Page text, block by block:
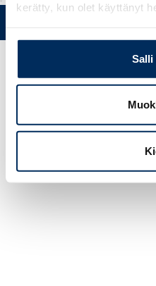
kerätty, kun olet käyttänyt
Salli
Puh. +358 (0)19 5215 200 •